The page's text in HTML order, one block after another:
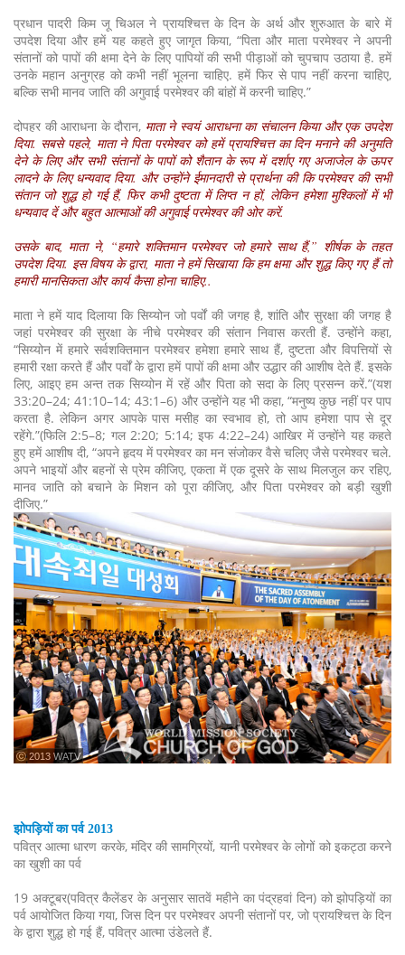
प्रधान पादरी किम जू चिअल ने प्रायश्चित्त के दिन के अर्थ और शुरुआत के बारे में
उपदेश दिया और हमें यह कहते हुए जागृत किया, “पिता और माता परमेश्वर ने अपनी
संतानों को पापों की क्षमा देने के लिए पापियों की सभी पीड़ाओं को चुपचाप उठाया है. हमें
उनके महान अनुग्रह को कभी नहीं भूलना चाहिए. हमें फिर से पाप नहीं करना चाहिए,
बल्कि सभी मानव जाति की अगुवाई परमेश्वर की बांहों में करनी चाहिए.”
दोपहर की आराधना के दौरान, माता ने स्वयं आराधना का संचालन किया और एक उपदेश
दिया. सबसे पहले, माता ने पिता परमेश्वर को हमें प्रायश्चित्त का दिन मनाने की अनुमति
देने के लिए और सभी संतानों के पापों को शैतान के रूप में दर्शाए गए अजाजेल के ऊपर
लादने के लिए धन्यवाद दिया. और उन्होंने ईमानदारी से प्रार्थना की कि परमेश्वर की सभी
संतान जो शुद्ध हो गई हैं, फिर कभी दुष्टता में लिप्त न हों, लेकिन हमेशा मुश्किलों में भी
धन्यवाद दें और बहुत आत्माओं की अगुवाई परमेश्वर की ओर करें.
उसके बाद, माता ने, “हमारे शक्तिमान परमेश्वर जो हमारे साथ हैं,” शीर्षक के तहत
उपदेश दिया. इस विषय के द्वारा, माता ने हमें सिखाया कि हम क्षमा और शुद्ध किए गए हैं तो
हमारी मानसिकता और कार्य कैसा होना चाहिए..
माता ने हमें याद दिलाया कि सिय्योन जो पर्वों की जगह है, शांति और सुरक्षा की जगह है
जहां परमेश्वर की सुरक्षा के नीचे परमेश्वर की संतान निवास करती हैं. उन्होंने कहा,
“सिय्योन में हमारे सर्वशक्तिमान परमेश्वर हमेशा हमारे साथ हैं, दुष्टता और विपत्तियों से
हमारी रक्षा करते हैं और पर्वों के द्वारा हमें पापों की क्षमा और उद्धार की आशीष देते हैं. इसके
लिए, आइए हम अन्त तक सिय्योन में रहें और पिता को सदा के लिए प्रसन्न करें.”(यश
33:20–24; 41:10–14; 43:1–6) और उन्होंने यह भी कहा, “मनुष्य कुछ नहीं पर पाप
करता है. लेकिन अगर आपके पास मसीह का स्वभाव हो, तो आप हमेशा पाप से दूर
रहेंगे.”(फिलि 2:5–8; गल 2:20; 5:14; इफ 4:22–24) आखिर में उन्होंने यह कहते
हुए हमें आशीष दी, “अपने हृदय में परमेश्वर का मन संजोकर वैसे चलिए जैसे परमेश्वर चले.
अपने भाइयों और बहनों से प्रेम कीजिए, एकता में एक दूसरे के साथ मिलजुल कर रहिए,
मानव जाति को बचाने के मिशन को पूरा कीजिए, और पिता परमेश्वर को बड़ी खुशी
दीजिए.”
ⓒ 2013 WATV
झोपड़ियों का पर्व 2013
पवित्र आत्मा धारण करके, मंदिर की सामग्रियों, यानी परमेश्वर के लोगों को इकट्ठा करने
का खुशी का पर्व
19 अक्टूबर(पवित्र कैलेंडर के अनुसार सातवें महीने का पंद्रहवां दिन) को झोपड़ियों का
पर्व आयोजित किया गया, जिस दिन पर परमेश्वर अपनी संतानों पर, जो प्रायश्चित्त के दिन
के द्वारा शुद्ध हो गई हैं, पवित्र आत्मा उंडेलते हैं.